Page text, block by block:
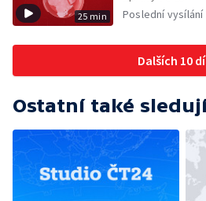
25 min
Poslední vysílání
Dalších 10
Ostatní také